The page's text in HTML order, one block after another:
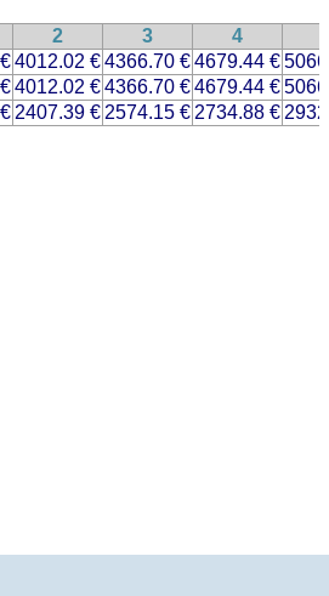
2 3 4
4012.02 €4366.70 €4679.44 €
4012.02 €4366.70 €4679.44 €
2407.39 € 2574.15 € 2734.88 €